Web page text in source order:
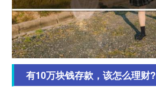
有10万块钱存款，该怎么理财?